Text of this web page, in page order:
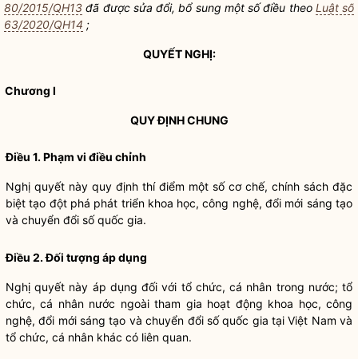
80/2015/QH13 đã được sửa đổi, bổ sung một số điều theo Luật số
63/2020/QH14 ;
QUYẾT NGHỊ:
Chương I
QUY ĐỊNH CHUNG
Điều 1. Phạm vi điều chỉnh
Nghị quyết này quy định thí điểm một số cơ chế, chính sách đặc
biệt tạo đột phá phát triển khoa học, công nghệ, đổi mới sáng tạo
và chuyển đổi sốquốc gia.
Điều 2. Đối tượng áp dụng
Nghị quyết này áp dụng đối với tổ chức, cá nhân trong nước; tổ
chức, cá nhân nước ngoài tham gia hoạt động khoa học, công
nghệ, đổi mới sáng tạo và chuyển đổi sốquốc gia tại Việt Nam và
tổ chức, cá nhân khác có liên quan.